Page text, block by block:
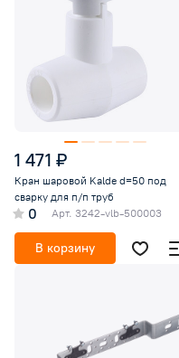
1 471 ₽
Кран шаровой Kalde d=50 под
сварку для п/п труб
0 Арт. 3242-vlb-500003
В корзину